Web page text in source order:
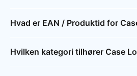
Hvad er EAN / Produktid for
Hvilken kategori tilhører Case